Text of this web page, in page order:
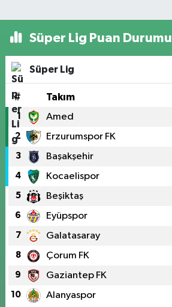
Süper Lig Puan Durumu
Süper Lig
# Takım
1 Amed
2 Erzurumspor FK
3 Başakşehir
4 Kocaelispor
5 Beşiktaş
6 Eyüpspor
7 Galatasaray
8 Çorum FK
9 Gaziantep FK
10 Alanyaspor